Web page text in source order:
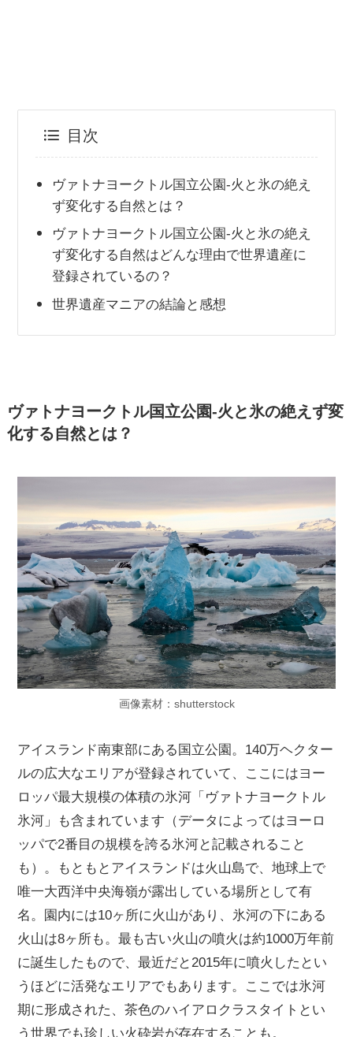
目次
ヴァトナヨークトル国立公園-火と氷の絶え
ず変化する自然とは？
ヴァトナヨークトル国立公園-火と氷の絶え
ず変化する自然はどんな理由で世界遺産に
登録されているの？
世界遺産マニアの結論と感想
ヴァトナヨークトル国立公園-火と氷の絶えず変
化する自然とは？
画像素材：shutterstock
アイスランド南東部にある国立公園。140万ヘクター
ルの広大なエリアが登録されていて、ここにはヨー
ロッパ最大規模の体積の氷河「ヴァトナヨークトル
氷河」も含まれています（データによってはヨーロ
ッパで2番目の規模を誇る氷河と記載されること
も）。もともとアイスランドは火山島で、地球上で
唯一大西洋中央海嶺が露出している場所として有
名。園内には10ヶ所に火山があり、氷河の下にある
火山は8ヶ所も。最も古い火山の噴火は約1000万年前
に誕生したもので、最近だと2015年に噴火したとい
うほどに活発なエリアでもあります。ここでは氷河
期に形成された、茶色のハイアロクラスタイトとい
う世界でも珍しい火砕岩が存在することも。